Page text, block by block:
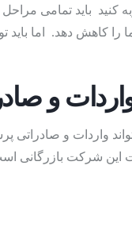
باید تمامی
کاهش دهد. اما باید
و
واردات و صادراتی
شرکت بازرگانی